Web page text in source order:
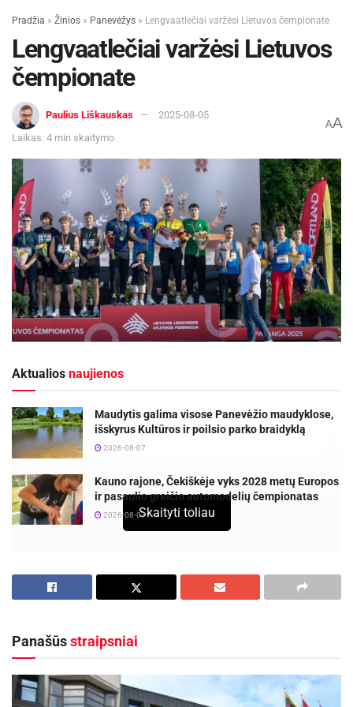
Pradžia » Žinios » Panevėžys » Lengvaatlečiai varžėsi Lietuvos čempionate
Lengvaatlečiai varžėsi Lietuvos
čempionate
Paulius Liškauskas
2025-08-05
Laikas: 4 min skaitymo
AA
Aktualios naujienos
Maudytis galima visose Panevėžio maudyklose,
išskyrus Kultūros ir poilsio parko braidyklą
2026-08-07
Kauno rajone, Čekiškėje vyks 2028 metų Europos
ir pasaulio greičio automodelių čempionatas
2026-08-07
lengvosios atletikos čempionate puikiai pasirodė
klubo „Žvaigždė“ sportininkai. Varžydamiesi su
pajėgiausiais šalies lengvaatlečiais, trenerių
Aldonos Dobregienės bei Vidmanto Ščevinsko
ugdytiniai pademonstravę ryžtą, ištvermę bei
Skaityti toliau
Panašūsstraipsniai